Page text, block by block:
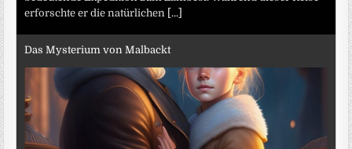
erforschte er die natürlichen [...]
Das Mysterium von Malbackt